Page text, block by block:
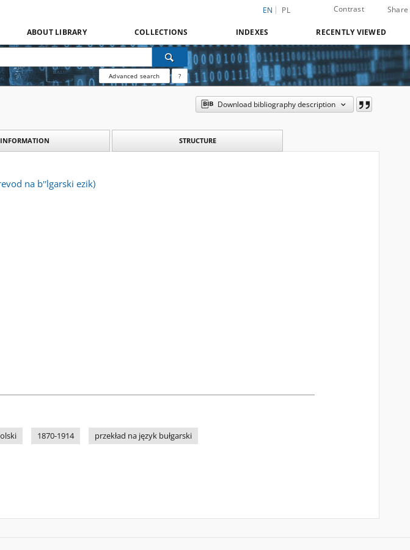
EN PL Contrast Share
ABOUT LIBRARY COLLECTIONS INDEXES RECENTLY VIEWED
Advanced search ?
Download bibliography description
INFORMATION STRUCTURE
na bʹʹlgarski ezik)
1870-1914 przekład na język bułgarski